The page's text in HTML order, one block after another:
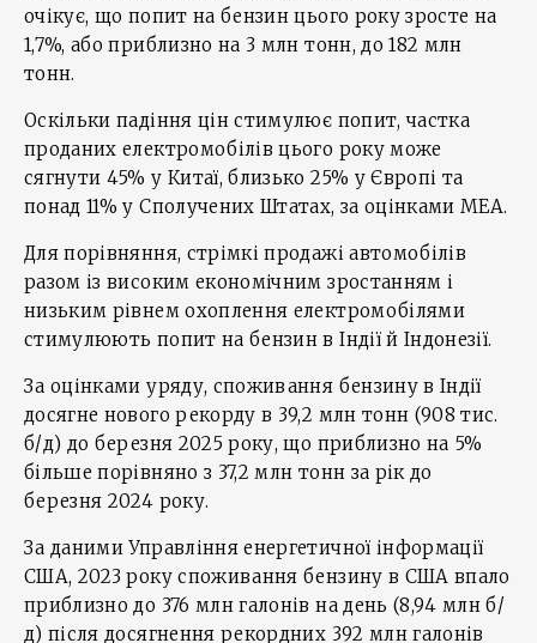
очікує, що попит на бензин цього року зросте на
1,7%, або приблизно на 3 млн тонн, до 182 млн
тонн.
Оскільки падіння цін стимулює попит, частка
проданих електромобілів цього року може
сягнути 45% у Китаї, близько 25% у Європі та
понад 11% у Сполучених Штатах, за оцінками МЕА.
Для порівняння, стрімкі продажі автомобілів
разом із високим економічним зростанням і
низьким рівнем охоплення електромобілями
стимулюють попит на бензин в Індії й Індонезії.
За оцінками уряду, споживання бензину в Індії
досягне нового рекорду в 39,2 млн тонн (908 тис.
б/д) до березня 2025 року, що приблизно на 5%
більше порівняно з 37,2 млн тонн за рік до
березня 2024 року.
За даними Управління енергетичної інформації
США, 2023 року споживання бензину в США впало
приблизно до 376 млн галонів на день (8,94 млн б/
д) після досягнення рекордних 392 млн галонів